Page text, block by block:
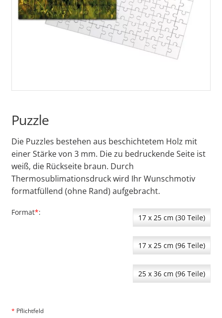
Puzzle
Die Puzzles bestehen aus beschichtetem Holz mit
einer Stärke von 3 mm. Die zu bedruckende Seite ist
weiß, die Rückseite braun. Durch
Thermosublimationsdruck wird Ihr Wunschmotiv
formatfüllend (ohne Rand) aufgebracht.
Format*
17 x 25 cm (30 Teile)
17 x 25 cm (96 Teile)
25 x 36 cm (96 Teile)
* Pflichtfeld